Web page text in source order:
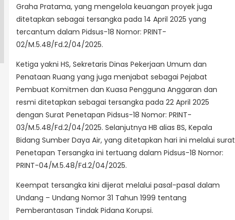
Graha Pratama, yang mengelola keuangan proyek juga
ditetapkan sebagai tersangka pada 14 April 2025 yang
tercantum dalam Pidsus-18 Nomor: PRINT-
02/M.5.48/Fd.2/04/2025.
Ketiga yakni HS, Sekretaris Dinas Pekerjaan Umum dan
Penataan Ruang yang juga menjabat sebagai Pejabat
Pembuat Komitmen dan Kuasa Pengguna Anggaran dan
resmi ditetapkan sebagai tersangka pada 22 April 2025
dengan Surat Penetapan Pidsus-18 Nomor: PRINT-
03/M.5.48/Fd.2/04/2025. Selanjutnya HB alias BS, Kepala
Bidang Sumber Daya Air, yang ditetapkan hari ini melalui surat
Penetapan Tersangka ini tertuang dalam Pidsus-18 Nomor:
PRINT-04/M.5.48/Fd.2/04/2025.
Keempat tersangka kini dijerat melalui pasal-pasal dalam
Undang – Undang Nomor 31 Tahun 1999 tentang
Pemberantasan Tindak Pidana Korupsi.